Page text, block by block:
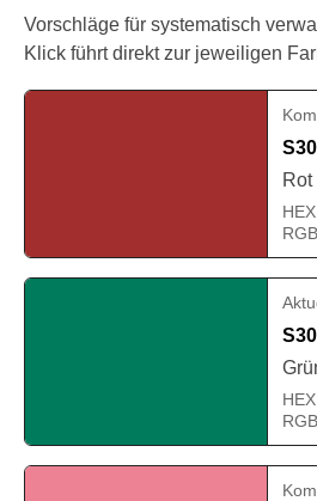
Vorschläge für systematisch
Klick führt direkt zur jeweiligen
Rot